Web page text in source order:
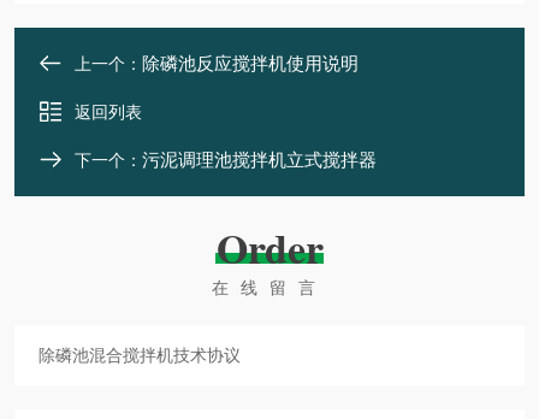
上一个： 除磷池反应搅拌机使用说明
返回列表
下一个： 污泥调理池搅拌机立式搅拌器
Order
在线留言